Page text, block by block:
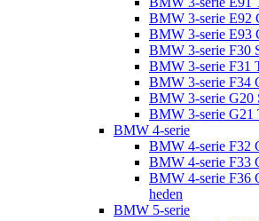
BMW 3-serie E92
BMW 3-serie E93
BMW 3-serie F30
BMW 3-serie F31
BMW 3-serie F34
BMW 3-serie G20
BMW 3-serie G21
BMW 4-serie
BMW 4-serie F32
BMW 4-serie F33
BMW 4-serie F36
heden
BMW 5-serie